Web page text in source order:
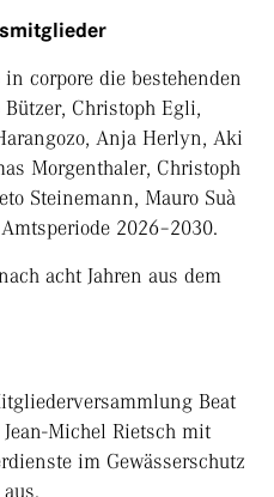
corpore die bestehenden
Christoph Egli,
Anja Herlyn, Aki
Morgenthaler, Christoph
Steinemann, Mauro Suà
2026–2030.
acht Jahren aus dem
Beat
Michel Rietsch mit
im Gewässerschutz